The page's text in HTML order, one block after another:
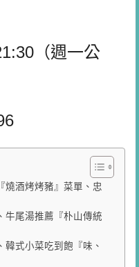
（週一公
燒酒烤烤豬』菜單、忠
牛尾湯推薦『朴山傳統
式小菜吃到飽『味、